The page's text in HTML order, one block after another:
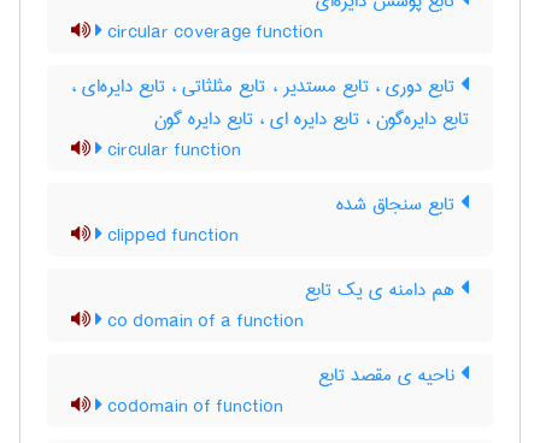
circular coverage function
تابع دوری ، تابع مستدیر ، تابع مثلثاتی ، تابع دایره‌ای ،
تابع دایره‌گون ، تابع دایره ای ، تابع دایره گون
circular function
تابع سنجاق شده
clipped function
هم دامنه ی یک تابع
co domain of a function
ناحیه ی مقصد تابع
codomain of function